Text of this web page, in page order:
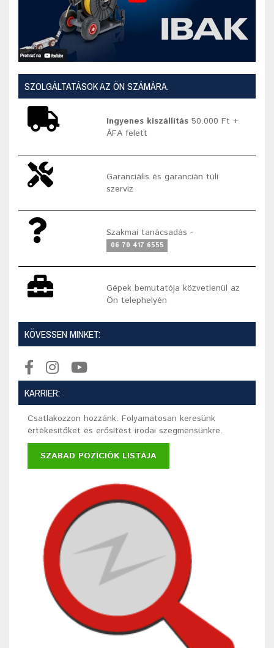
SZOLGÁLTATÁSOK AZ ÖN SZÁMÁRA.
Ingyenes kiszállítás 50.000 Ft +
ÁFA felett
Garanciális és garancián túli
szerviz
Szakmai tanácsadás -
06 70 417 6555
Gépek bemutatója közvetlenül az
Ön telephelyén
KÖVESSEN MINKET:
KARRIER:
Csatlakozzon hozzánk. Folyamatosan keresünk
értékesítőket és erősítést irodai szegmensünkre.
SZABAD POZÍCIÓK LISTÁJA